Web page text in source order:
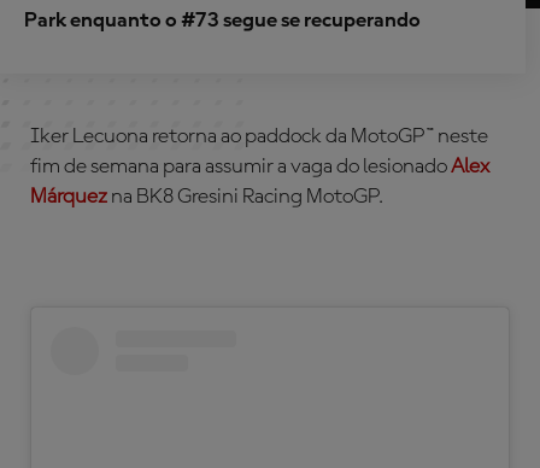
Park enquanto o #73 segue se recuperando
Iker Lecuona retorna ao paddock da MotoGP™ neste
fim de semana para assumir a vaga do lesionadoAlex
Márquez na BK8 Gresini Racing MotoGP.